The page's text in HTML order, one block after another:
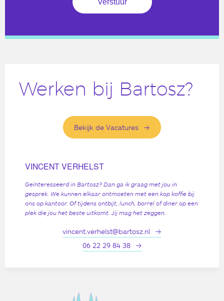
Werken bij Bartosz?
Bekijk de Vacatures
VINCENT VERHELST
Geïnteresseerd in Bartosz? Dan ga ik graag met jou in
gesprek. We kunnen elkaar ontmoeten met een kop koffie bij
ons op kantoor. Of tijdens ontbijt, lunch, borrel of diner op een
plek die jou het beste uitkomt. Jij mag het zeggen.
vincent.verhelst@bartosz.nl
06 22 29 84 38